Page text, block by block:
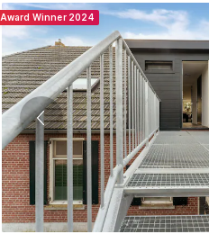
Award Winner 2024